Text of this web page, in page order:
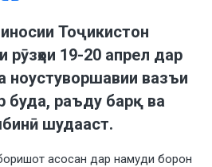
Тоҷикистон
рӯзҳои 19-20 апрел дар
ноустуворшавии вазъи
буда, раъду барқ ва
шудааст.
асосан дар намуди борон